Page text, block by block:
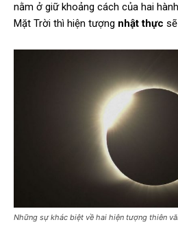
nằm ở giữ khoảng cách của hai
Mặt Trời thì hiện tượng nhật thực
Những sự khác biệt về hai hiện tượng thiên